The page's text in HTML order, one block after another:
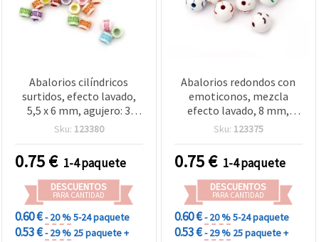
Abalorios cilíndricos
surtidos, efecto lavado,
5,5 x 6 mm, agujero: 3
mm, 20 g (aprox. 170 uds.)
Sku: 123380
0.75€ 1-4 paquete
DESCUENTOS
PARA CANTIDAD
0.60 €- 20 %5-24 paquete
0.53 €- 29 % 25 paquete +
Abalorios redondos con
emoticonos, mezcla
efecto lavado, 8 mm,
agujero 1 mm, 20 g (~70
Sku: 123375
0.75€ 1-4 paquete
DESCUENTOS
PARA CANTIDAD
0.60 €- 20 %5-24 paquete
0.53 €- 29 % 25 paquete +